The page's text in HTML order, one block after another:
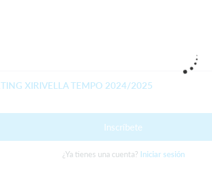
XIRIVELLA TEMPO 2024/2025
Inscríbete
¿Ya tienes una cuenta? Iniciar sesión